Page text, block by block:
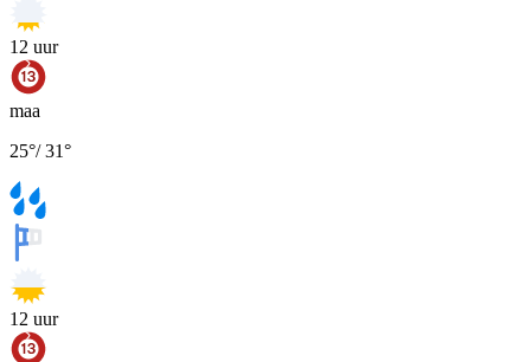
12 uur
maa
25°/31°
12 uur